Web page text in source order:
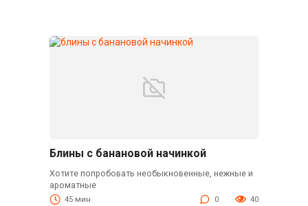
Блины с банановой начинкой
Хотите попробовать необыкновенные, нежные и
ароматные
45 мин. 0 40